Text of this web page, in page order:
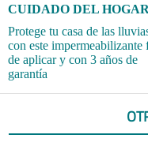
CUIDADO DEL HOGAR
Protege tu casa de las
con este impermeabilizante
de aplicar y con 3 años de
garantía